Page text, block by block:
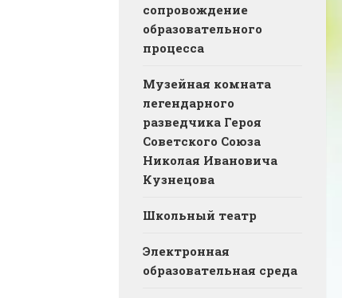
сопровождение
образовательного
процесса
Музейная комната
легендарного
разведчика Героя
Советского Союза
Николая Ивановича
Кузнецова
Школьный театр
Электронная
образовательная среда